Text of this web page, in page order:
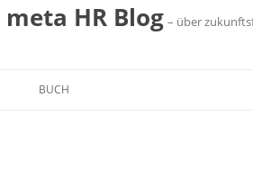
meta HR Blog – über
BUCH